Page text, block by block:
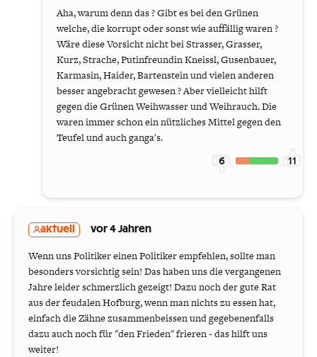
Aha, warum denn das ? Gibt es bei den Grünen
welche, die korrupt oder sonst wie auffällig waren ?
Wäre diese Vorsicht nicht bei Strasser, Grasser,
Kurz, Strache, Putinfreundin Kneissl, Gusenbauer,
Karmasin, Haider, Bartenstein und vielen anderen
besser angebracht gewesen ? Aber vielleicht hilft
gegen die Grünen Weihwasser und Weihrauch. Die
waren immer schon ein nützliches Mittel gegen den
Teufel und auch ganga's.
6 11
aktuell vor 4 Jahren
Wenn uns Politiker einen Politiker empfehlen, sollte man
besonders vorsichtig sein! Das haben uns die vergangenen
Jahre leider schmerzlich gezeigt! Dazu noch der gute Rat
aus der feudalen Hofburg, wenn man nichts zu essen hat,
einfach die Zähne zusammenbeissen und gegebenenfalls
dazu auch noch für "den Frieden" frieren - das hilft uns
weiter!